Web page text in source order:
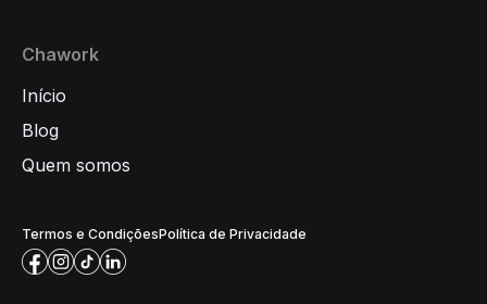
Chawork
Início
Blog
Quem somos
Termos e CondiçõesPolítica de Privacidade